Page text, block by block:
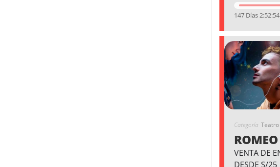
147 Días
Categoría Teatro
VENTA DE
DESDE S/25